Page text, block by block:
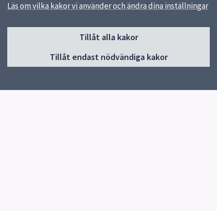
Läs om vilka kakor vi använder och ändra dina inställningar
Tillåt alla kakor
Tillåt endast nödvändiga kakor